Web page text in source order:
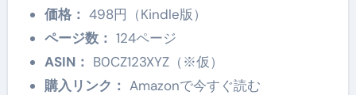
価格： 498円（Kindle版）
ページ数： 124ページ
ASIN： B0CZ123XYZ（※仮）
購入リンク： Amazonで今すぐ読む